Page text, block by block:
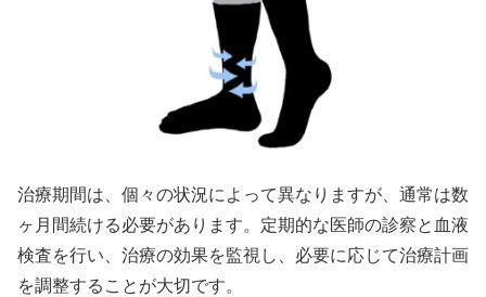
治療期間は、個々の状況によって異なりますが、通常は数
ヶ月間続ける必要があります。定期的な医師の診察と血液
検査を行い、治療の効果を監視し、必要に応じて治療計画
を調整することが大切です。